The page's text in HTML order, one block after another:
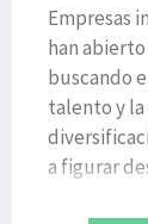
Empresas
han
buscando
talento y la
a figurar